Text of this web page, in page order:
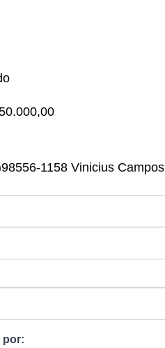
1158 Vinicius Campos
por: